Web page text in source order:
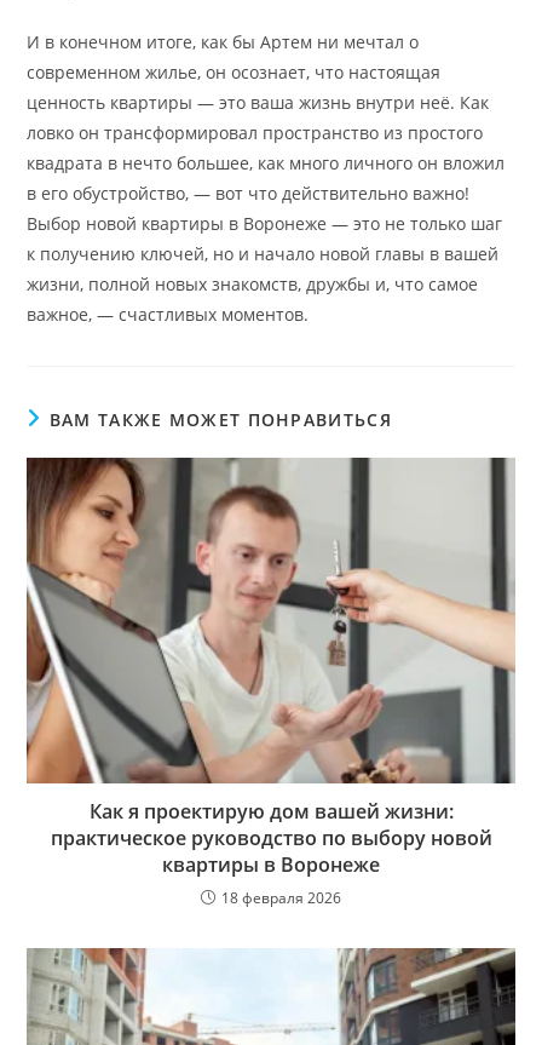
И в конечном итоге, как бы Артем ни мечтал о
современном жилье, он осознает, что настоящая
ценность квартиры — это ваша жизнь внутри неё. Как
ловко он трансформировал пространство из простого
квадрата в нечто большее, как много личного он вложил
в его обустройство, — вот что действительно важно!
Выбор новой квартиры в Воронеже — это не только шаг
к получению ключей, но и начало новой главы в вашей
жизни, полной новых знакомств, дружбы и, что самое
важное, — счастливых моментов.
ВАМ ТАКЖЕ МОЖЕТ ПОНРАВИТЬСЯ
Как я проектирую дом вашей жизни:
практическое руководство по выбору новой
квартиры в Воронеже
18 февраля 2026